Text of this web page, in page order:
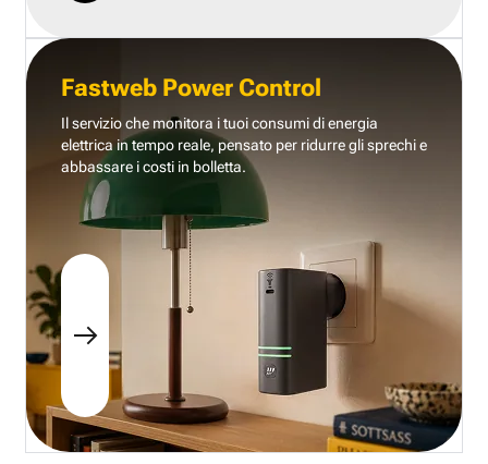
Fastweb Power Control
Il servizio che monitora i tuoi consumi di energia
elettrica in tempo reale, pensato per ridurre gli sprechi e
abbassare i costi in bolletta.